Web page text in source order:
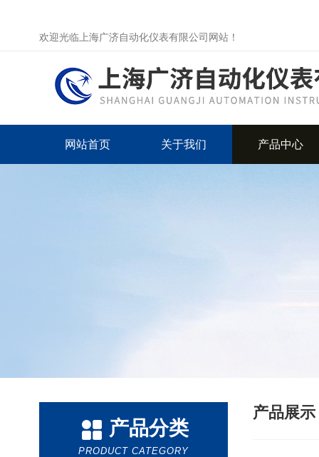
欢迎光临上海广济自动化仪表有限公司网站！
网站首页 关于我们 产品中心
产品分类
PRODUCT CATEGORY
产品展示